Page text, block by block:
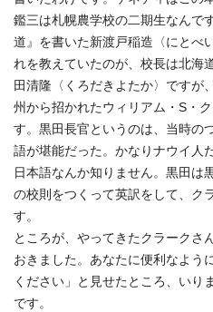
鑑三は札幌農学校の二期生なんで
道』を書いた新渡戸稲造〈にとべ
れを教えていたのが、校長は北海
田清隆〈くろだきよたか〉ですが
州から招かれたウィリアム・S・
す。黒田長官というのは、当時の
語が堪能だった。かなりナウイ人
日本語なんか知りません。黒田は
の校則をつくって英訳をして、ク
す。
ところが、やってきたクラークさ
おきました。あなたに便利なよう
ください」と見せたところ、いり
です。